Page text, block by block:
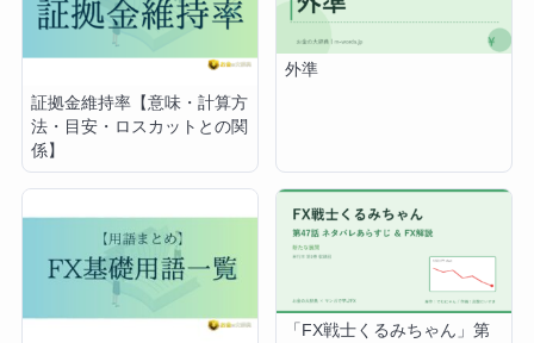
証拠金維持率【意味・計算方
法・目安・ロスカットとの関
係】
外準
「FX戦士くるみちゃん」第